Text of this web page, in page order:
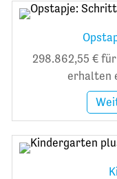
298.862,55 €
erhalten